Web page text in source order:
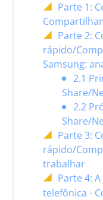
Parte 1:
Parte 2:
rápido/
Samsung:
2.1
Share/
2.2
Share/
Parte 3:
rápido/
trabalhar
Parte 4:
telefônica -